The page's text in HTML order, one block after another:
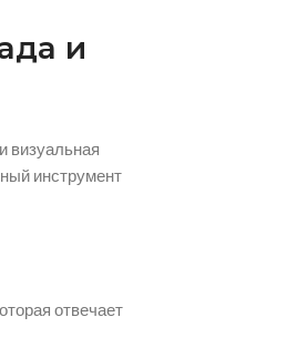
и
визуальная
инструмент
отвечает